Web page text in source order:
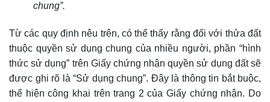
chung”.
Từ các quy định nêu trên, có thể thấy rằng đối với thửa đất
thuộc quyền sử dụng chung của nhiều người, phần “hình
thức sử dụng” trên Giấy chứng nhận quyền sử dụng đất sẽ
được ghi rõ là “Sử dụng chung”. Đây là thông tin bắt buộc,
thể hiện công khai trên trang 2 của Giấy chứng nhận. Do